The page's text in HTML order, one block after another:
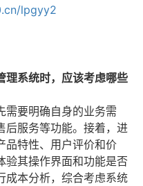
lpgyy2
理系统时，应该考虑哪些
需要明确自身的业务需
后服务等功能。接着，进
品特性、用户评价和价
验其操作界面和功能是否
成本分析，综合考虑系统